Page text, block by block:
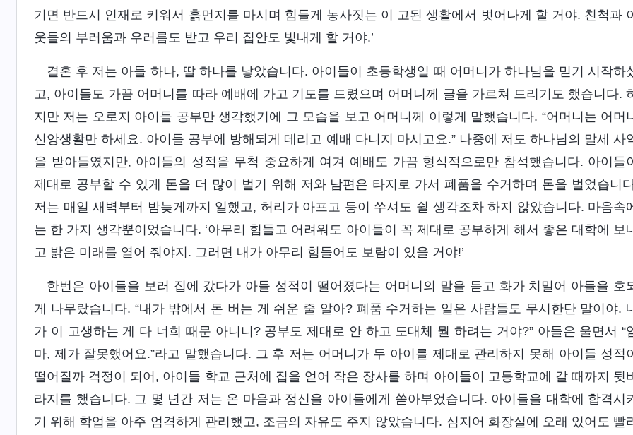
기면 반드시 인재로 키워서 흙먼지를 마시며 힘들게 농사짓는 이 고된 생활에서 벗어나게 할 거야. 친척과 이
웃들의 부러움과 우러름도 받고 우리 집안도 빛내게 할 거야.’
결혼 후 저는 아들 하나, 딸 하나를 낳았습니다. 아이들이 초등학생일 때 어머니가 하나님을 믿기 시작하
고, 아이들도 가끔 어머니를 따라 예배에 가고 기도를 드렸으며 어머니께 글을 가르쳐 드리기도 했습니다.
지만 저는 오로지 아이들 공부만 생각했기에 그 모습을 보고 어머니께 이렇게 말했습니다. “어머니는 어머
신앙생활만 하세요. 아이들 공부에 방해되게 데리고 예배 다니지 마시고요.” 나중에 저도 하나님의 말세 사
을 받아들였지만, 아이들의 성적을 무척 중요하게 여겨 예배도 가끔 형식적으로만 참석했습니다. 아이들이
제대로 공부할 수 있게 돈을 더 많이 벌기 위해 저와 남편은 타지로 가서 폐품을 수거하며 돈을 벌었습니
저는 매일 새벽부터 밤늦게까지 일했고, 허리가 아프고 등이 쑤셔도 쉴 생각조차 하지 않았습니다. 마음속에
는 한 가지 생각뿐이었습니다. ‘아무리 힘들고 어려워도 아이들이 꼭 제대로 공부하게 해서 좋은 대학에 보
고 밝은 미래를 열어 줘야지. 그러면 내가 아무리 힘들어도 보람이 있을 거야!’
한번은 아이들을 보러 집에 갔다가 아들 성적이 떨어졌다는 어머니의 말을 듣고 화가 치밀어 아들을 호
게 나무랐습니다. “내가 밖에서 돈 버는 게 쉬운 줄 알아? 폐품 수거하는 일은 사람들도 무시한단 말이야.
가 이 고생하는 게 다 너희 때문 아니니? 공부도 제대로 안 하고 도대체 뭘 하려는 거야?” 아들은 울면서 “
마, 제가 잘못했어요.”라고 말했습니다. 그 후 저는 어머니가 두 아이를 제대로 관리하지 못해 아이들 성적이
떨어질까 걱정이 되어, 아이들 학교 근처에 집을 얻어 작은 장사를 하며 아이들이 고등학교에 갈 때까지 뒷
라지를 했습니다. 그 몇 년간 저는 온 마음과 정신을 아이들에게 쏟아부었습니다. 아이들을 대학에 합격시키
기 위해 학업을 아주 엄격하게 관리했고, 조금의 자유도 주지 않았습니다. 심지어 화장실에 오래 있어도 빨